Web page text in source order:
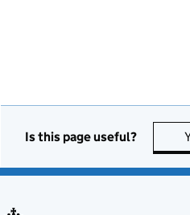
Is this page useful?